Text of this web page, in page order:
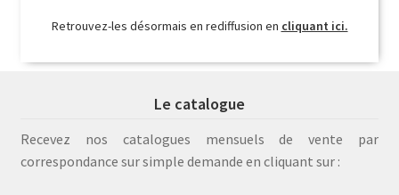
Retrouvez-les désormais en rediffusion en cliquant ici.
Le catalogue
Recevez nos catalogues mensuels de vente par
correspondance sur simple demande en cliquant sur :